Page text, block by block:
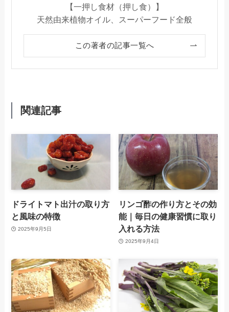
【一押し食材（押し食）】
天然由来植物オイル、スーパーフード全般
この著者の記事一覧へ
関連記事
ドライトマト出汁の取り方
と風味の特徴
2025年9月5日
リンゴ酢の作り方とその効
能｜毎日の健康習慣に取り
入れる方法
2025年9月4日